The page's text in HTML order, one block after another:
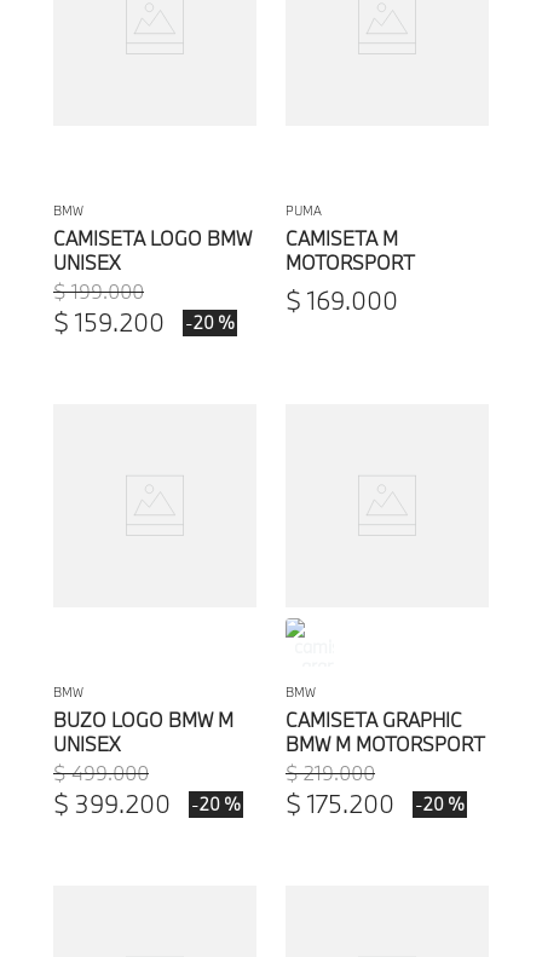
BMW
CAMISETA LOGO BMW
UNISEX
$199.000
$ 159.200 -20 %
PUMA
CAMISETA M
MOTORSPORT
STATMENT LOGO
BMW BY PUMA
$ 169.000
BMW
BUZO LOGO BMW M
UNISEX
$499.000
$ 399.200 -20 %
BMW
CAMISETA GRAPHIC
BMW M MOTORSPORT
HOMBRE
$219.000
$ 175.200 -20 %